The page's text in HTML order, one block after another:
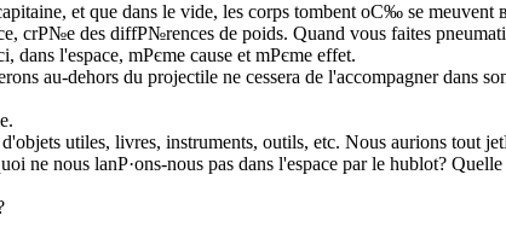
et que dans le vide, les corps tombent oС‰ se
crР№e des diffР№rences de poids. Quand vous faites
l'espace, mРєme cause et mРєme effet.
au-dehors du projectile ne cessera de l'accompagner dans
utiles, livres, instruments, outils, etc. Nous aurions
ne nous lanР·ons-nous pas dans l'espace par le hublot?